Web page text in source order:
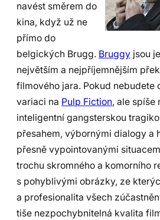
navést směrem do
kina, když už ne
přímo do
belgických Brugg. Bruggy jsou
největším a nejpříjemnějším
filmového jara. Pokud nebudete
variaci na Pulp Fiction, ale spíše
inteligentní gangsterskou
přesahem, výbornými dialogy a
přesně vypointovanými
trochu skromného a komorního
s pohyblivými obrázky, ze
a profesionalita všech
tiše nezpochybnitelná kvalita